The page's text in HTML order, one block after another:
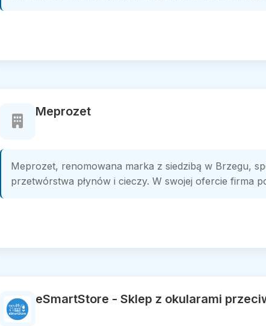
Meprozet
Meprozet, renomowana marka z siedzibą w Brzegu,
przetwórstwa płynów i cieczy. W swojej ofercie firma
eSmartStore - Sklep z okularami